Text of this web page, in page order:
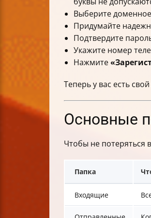
Выберите
Придумайте
Подтвердите
Укажите номер
Нажмите
Теперь у вас есть
Основные
Чтобы не потеряться
Папка
Входящие